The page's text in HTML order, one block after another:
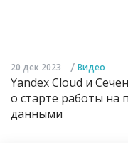
20 дек 2023 / Видео
Yandex Cloud и
о старте работы на
данными